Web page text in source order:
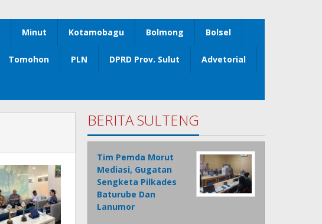
Minut Kotamobagu Bolmong Bolsel
Tomohon PLN DPRD Prov. Sulut Advetorial
BERITA SULTENG
Tim Pemda Morut
Mediasi, Gugatan
Sengketa Pilkades
Baturube Dan
Lanumor